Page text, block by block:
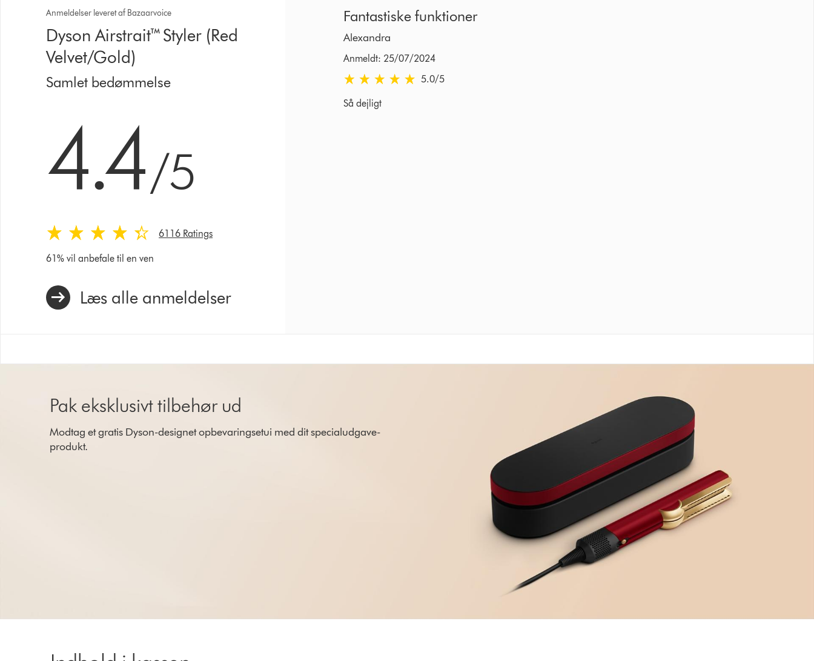
Anmeldelser leveret af Bazaarvoice
Dyson Airstrait™ Styler (Red
Velvet/Gold)
Samlet bedømmelse
4.4/5
6116 Ratings
61% vil anbefale til en ven
Læs alle anmeldelser
Fantastiske funktioner
Alexandra
Anmeldt: 25/07/2024
5.0 stjerner af 5 fra Anmeldt: 25/07/2024 Ratings
5.0/5
Så dejligt
Pak eksklusivt tilbehør ud
Modtag et gratis Dyson-designet opbevaringsetui med dit specialudgave-
produkt.